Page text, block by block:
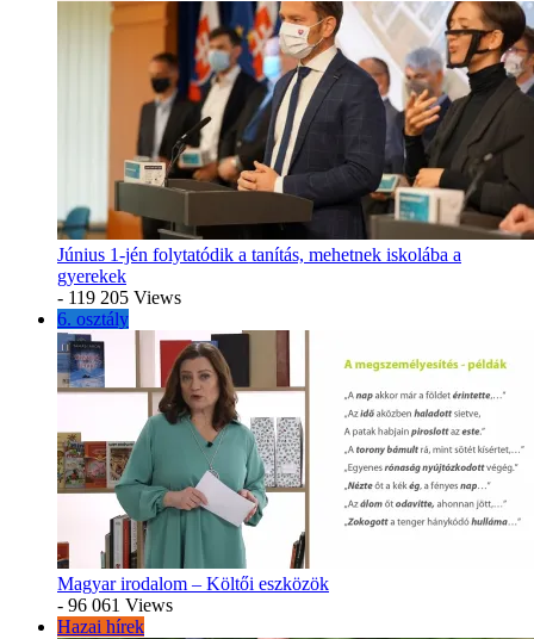
Június 1-jén folytatódik a tanítás, mehetnek iskolába a
gyerekek
- 119 205 Views
6. osztály
Magyar irodalom – Költői eszközök
- 96 061 Views
Hazai hírek